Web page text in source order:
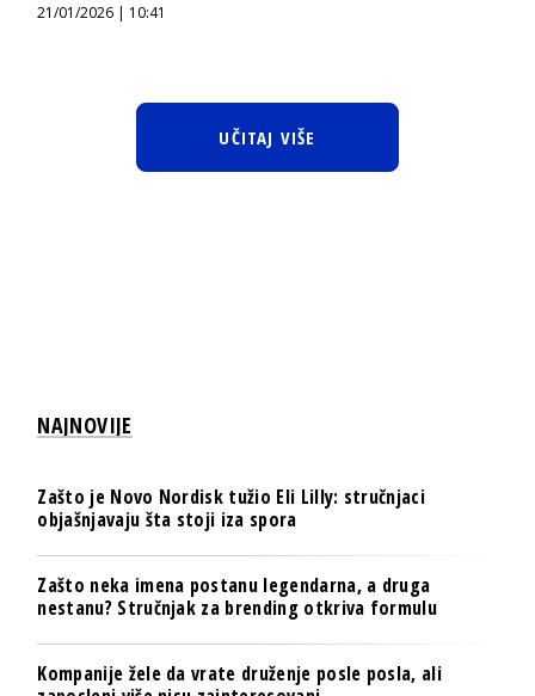
21/01/2026 | 10:41
UČITAJ VIŠE
NAJNOVIJE
Zašto je Novo Nordisk tužio Eli Lilly: stručnjaci
objašnjavaju šta stoji iza spora
Zašto neka imena postanu legendarna, a druga
nestanu? Stručnjak za brending otkriva formulu
Kompanije žele da vrate druženje posle posla, ali